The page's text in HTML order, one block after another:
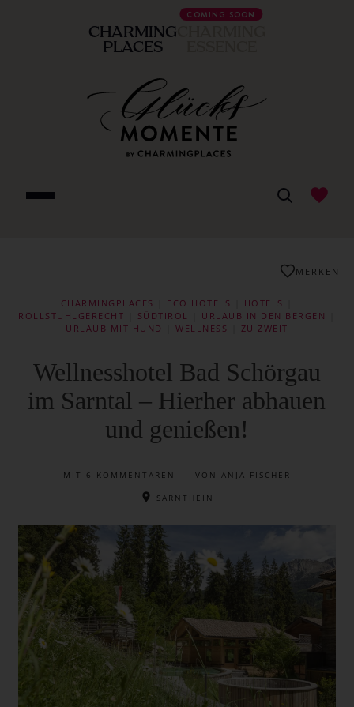
CHARMING
PLACES
COMING SOON
CHARMINGPLACES ECO HOTELS HOTELS
ROLLSTUHLGERECHT
SÜDTIROL URLAUB IN DEN BERGEN
URLAUB MIT HUND
|WELLNESS ZU ZWEIT
Wellnesshotel Bad Schörgau
im Sarntal – Hierher abhauen
und genießen!
MIT 6 KOMMENTAREN VON ANJA FISCHER
SARNTHEIN
MERKEN